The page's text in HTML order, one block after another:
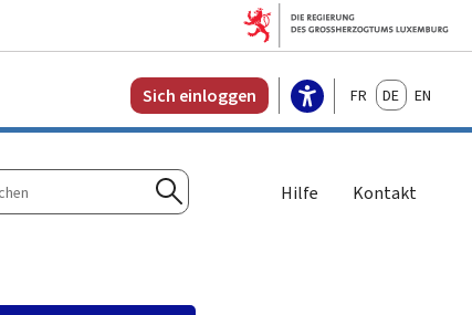
Sich einloggen FrançaisDeutschEnglish
Suchen
Hilfe Kontakt